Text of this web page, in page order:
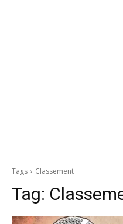
Tags Classement
Tag: